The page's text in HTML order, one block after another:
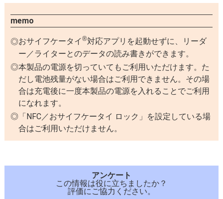
memo
おサイフケータイ ®対応アプリを起動せずに、リーダ
ー／ライターとのデータの読み書きができます。
本製品の電源を切っていてもご利用いただけます。た
だし電池残量がない場合はご利用できません。その場
合は充電後に一度本製品の電源を入れることでご利用
になれます。
「NFC／おサイフケータイ ロック」を設定している場
合はご利用いただけません。
アンケート
この情報は役に立ちましたか？
評価にご協力ください。